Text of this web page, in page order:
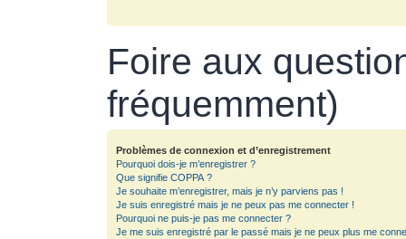
Foire aux
fréquemment)
Problèmes de connexion et d’enregistrement
Pourquoi dois-je m’enregistrer ?
Que signifie COPPA ?
Je souhaite m’enregistrer, mais je n’y parviens pas !
Je suis enregistré mais je ne peux pas me connecter !
Pourquoi ne puis-je pas me connecter ?
Je me suis enregistré par le passé mais je ne peux plus me